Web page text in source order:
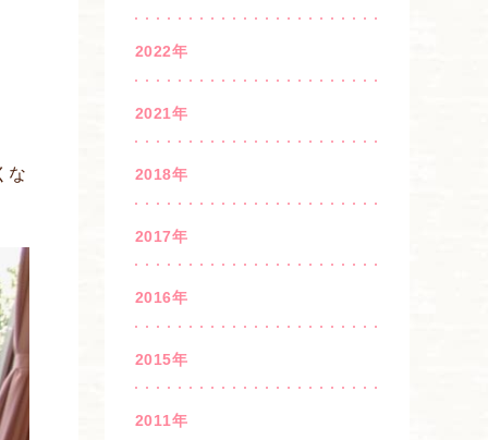
な
2022年
2021年
2018年
2017年
2016年
2015年
2011年